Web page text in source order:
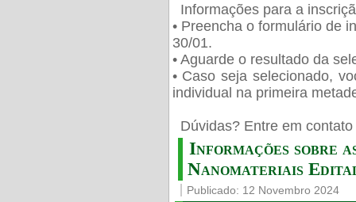
Informações para a
• Preencha o formulário de
30/01.
• Aguarde o resultado da
• Caso seja selecionado,
individual na primeira
Dúvidas? Entre em
Informações sobre
Nanomateriais
Publicado: 12 Novembro 2024